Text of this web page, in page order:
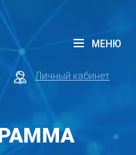
Личный кабинет
МЕНЮ